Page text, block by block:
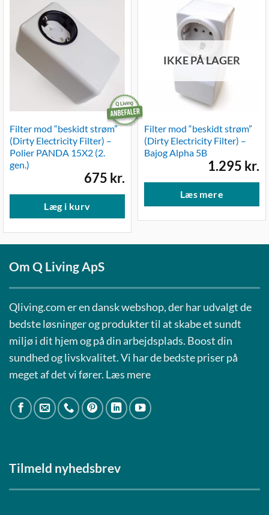
Filter mod “beskidt strøm”
(Dirty Electricity Filter) –
Polier PANDA 15X2 (2.
gen.)
675 kr.
Læg i kurv
IKKE PÅ LAGER
Filter mod “beskidt strøm”
(Dirty Electricity Filter) –
Bajog Alpha 5B
1.295 kr.
Læs mere
Om Q Living ApS
Qliving.com er en dansk webshop, der har udvalgt de
bedste løsninger og produkter til at skabe et sundt
miljø i dit hjem og på din arbejdsplads. Boost din
sundhed og livskvalitet. Vi har de bedste priser på
meget af det vi fører. Læs mere
Tilmeld nyhedsbrev